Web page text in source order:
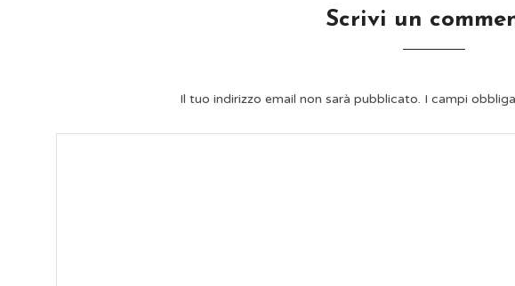
Scrivi un
Il tuo indirizzo email non sarà pubblicato. I campi